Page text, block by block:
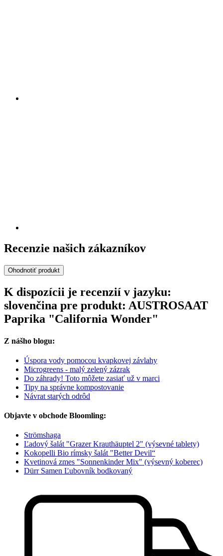
Recenzie našich zákazníkov
Ohodnotiť produkt
K dispozícii je recenzií v jazyku:
slovenčina pre produkt: AUSTROSAAT
Paprika "California Wonder"
Z nášho blogu:
Úspora vody pomocou kvapkovej závlahy
Microgreens - malý zelený zázrak
Do záhrady! Toto môžete zasiať už v marci
Tipy na správne kompostovanie
Návrat starých odrôd
Objavte v obchode Bloomling:
Strömshaga
Ľadový šalát "Grazer Krauthäuptel 2" (výsevné tablety)
Kokopelli Bio rímsky šalát "Better Devil“
Kvetinová zmes "Sonnenkinder Mix" (výsevný koberec)
Dürr Samen Ľubovník bodkovaný